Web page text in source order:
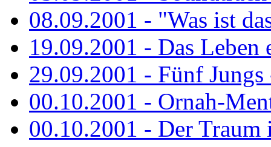
08.09.2001 - "Was ist
19.09.2001 - Das Leben
29.09.2001 - Fünf
00.10.2001 - Ornah-
00.10.2001 - Der Traum